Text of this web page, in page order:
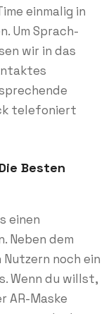
einmalig in
Um Sprach-
wir in das
telefoniert
Besten
einen
Neben dem
noch ein
Wenn du willst,
AR-Maske